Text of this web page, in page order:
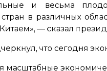
и весьма
стран в различных
— сказал
что сегодня
масштабные